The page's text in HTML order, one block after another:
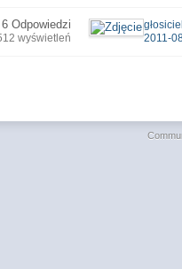
6 Odpowiedzi
wyświetleń
2011-